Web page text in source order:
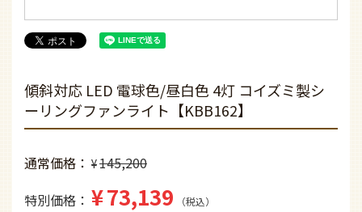
傾斜対応 LED 電球色/昼白色 4灯 コイズミ製シ
ーリングファンライト【KBB162】
通常価格 ¥145,200
特別価格
¥73,139 税込